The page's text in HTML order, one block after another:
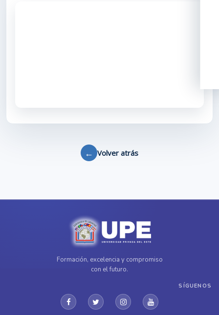
← Volver atrás
Formación, excelencia y compromiso
con el futuro.
SÍGUENOS